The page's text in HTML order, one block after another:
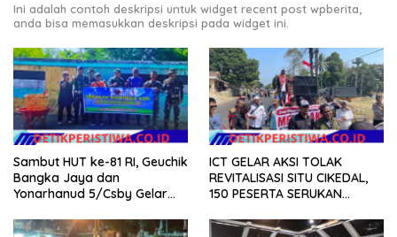
Ini adalah contoh deskripsi untuk widget recent post wpberita,
anda bisa memasukkan deskripsi pada widget ini.
Sambut HUT ke-81 RI, Geuchik
Bangka Jaya dan
Yonarhanud 5/Csby Gelar
Gerakan Indonesia Asri
ICT GELAR AKSI TOLAK
REVITALISASI SITU CIKEDAL,
150 PESERTA SERUKAN